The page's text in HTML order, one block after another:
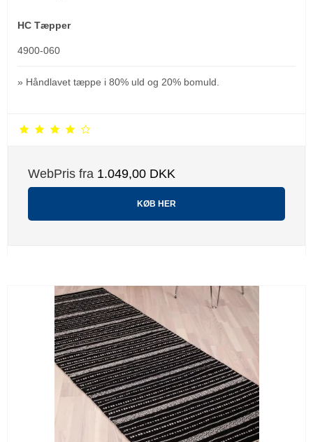
HC Tæpper
4900-060
» Håndlavet tæppe i 80% uld og 20% bomuld.
WebPris fra 1.049,00 DKK
KØB HER